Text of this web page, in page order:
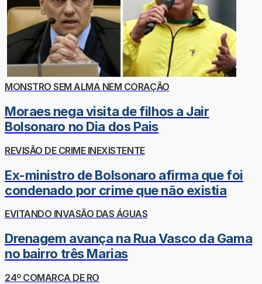
MONSTRO SEM ALMA NEM CORAÇÃO
Moraes nega visita de filhos a Jair
Bolsonaro no Dia dos Pais
REVISÃO DE CRIME INEXISTENTE
Ex-ministro de Bolsonaro afirma que foi
condenado por crime que não existia
EVITANDO INVASÃO DAS ÁGUAS
Drenagem avança na Rua Vasco da Gama
no bairro três Marias
24º COMARCA DE RO